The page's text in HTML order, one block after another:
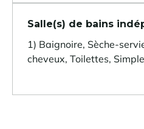
Salle(s) de bains
1) Baignoire, Sèche-
cheveux, Toilettes,